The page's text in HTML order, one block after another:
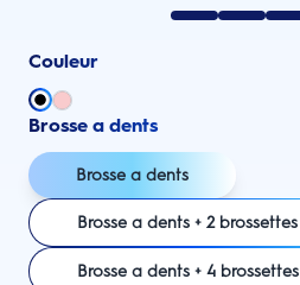
Couleur
Brosse a dents
Brosse a dents
Brosse a dents + 2 brossettes
Brosse a dents + 4 brossettes